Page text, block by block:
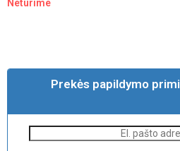
Neturime
Prekės papildymo